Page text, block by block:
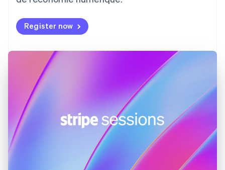
Register now
Émirats arabes unis
Espagne
English
États-Unis
English
Finlande
English
France
English